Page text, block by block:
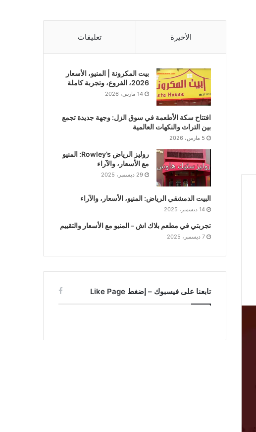
الأخيرة تعليقات
بيت المكرونة | المنيو، الأسعار
2026، الفروع، وتجربة كاملة
14 مارس، 2026
افتتاح سكة الأطعمة في سوق الزل: وجهة جديدة تجمع
بين التراث والنكهات العالمية
5 مارس، 2026
روليز الرياض Rowley’s: المنيو
مع الأسعار، والآراء
29 ديسمبر، 2025
البيت الدمشقي الرياض: المنيو، الأسعار، والآراء
14 ديسمبر، 2025
تجربتي في مطعم بلاك اش – المنيو مع الأسعار والتقييم
7 ديسمبر، 2025
تابعنا على فيسبوك – إضغط Like Page